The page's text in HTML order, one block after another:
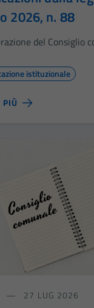
2026, n. 88
del Consiglio
istituzionale
PIÙ
27 LUG 2026